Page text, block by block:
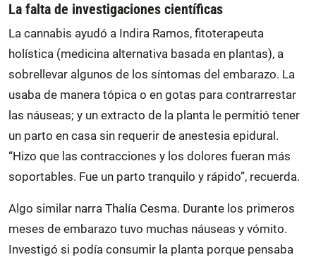
La falta de investigaciones científicas
La cannabis ayudó a Indira Ramos, fitoterapeuta
holística (medicina alternativa basada en plantas), a
sobrellevar algunos de los síntomas del embarazo. La
usaba de manera tópica o en gotas para contrarrestar
las náuseas; y un extracto de la planta le permitió tener
un parto en casa sin requerir de anestesia epidural.
“Hizo que las contracciones y los dolores fueran más
soportables. Fue un parto tranquilo y rápido”, recuerda.
Algo similar narra Thalía Cesma. Durante los primeros
meses de embarazo tuvo muchas náuseas y vómito.
Investigó si podía consumir la planta porque pensaba